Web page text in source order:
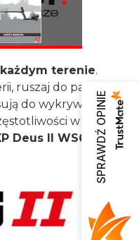
terenie.
ruszaj do parków
do wykrywanego
w
Deus II WS6 SPRAWDŹ OPINIE